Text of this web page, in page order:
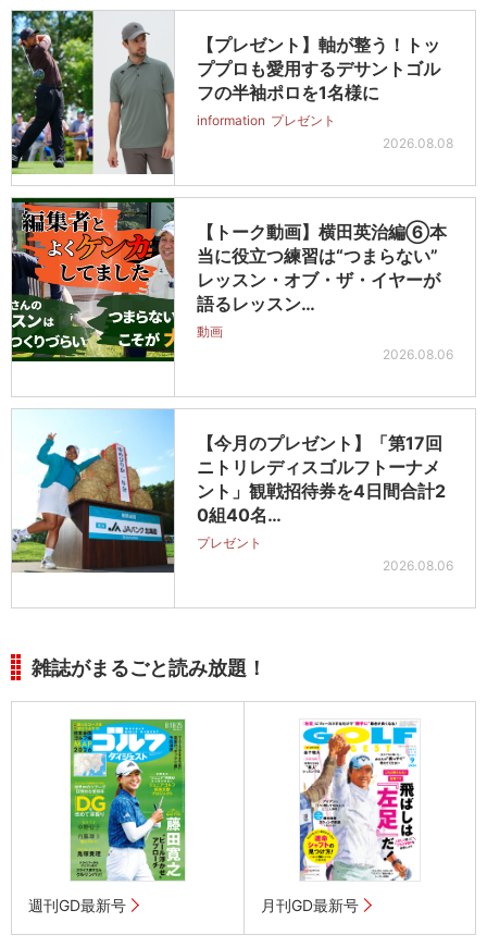
【プレゼント】軸が整う！トッ
ププロも愛用するデサントゴル
フの半袖ポロを1名様に
information プレゼント
2026.08.08
【トーク動画】横田英治編⑥本
当に役立つ練習は“つまらない”
レッスン・オブ・ザ・イヤーが
語るレッスン…
動画
2026.08.06
【今月のプレゼント】「第17回
ニトリレディスゴルフトーナメ
ント」観戦招待券を4日間合計2
0組40名…
プレゼント
2026.08.06
雑誌がまるごと読み放題！
週刊GD最新号 月刊GD最新号